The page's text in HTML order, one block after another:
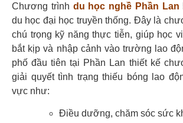
Chương trình du học nghề Phần Lan
du học đại học truyền thống. Đây là
chú trọng kỹ năng thực tiễn, giúp học
bắt kịp và nhập cảnh vào trường lao
phố đầu tiên tại Phần Lan thiết kế
giải quyết tình trạng thiếu bóng lao
vực như:
Điều dưỡng, chăm sóc sức